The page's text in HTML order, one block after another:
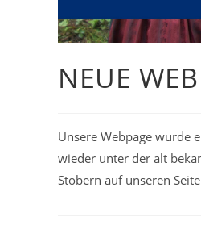
NEUE
Unsere Webpage wurde
wieder unter der alt
Stöbern auf unseren